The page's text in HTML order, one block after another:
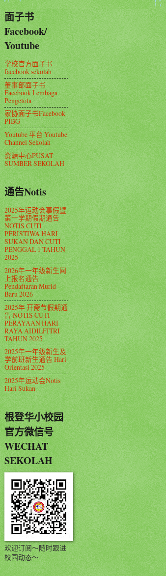
面子书
Facebook/
Youtube
学校官方面子书
facebook sekolah
董事部面子书
Facebook Lembaga
Pengelola
家协面子书Facebook
PIBG
Youtube 平台 Youtube
Channel Sekolah
资源中心PUSAT
SUMBER SEKOLAH
通告Notis
2025年运动会事假暨
第一学期假期通告
NOTIS CUTI
PERISTIWA HARI
SUKAN DAN CUTI
PENGGAL 1 TAHUN
2025
2026年一年级新生网
上报名通告
Pendaftaran Murid
Baru 2026
2025年 开斋节假期通
告 NOTIS CUTI
PERAYAAN HARI
RAYA AIDILFITRI
TAHUN 2025
2025年一年级新生及
学前班新生通告 Hari
Orientasi 2025
2025年运动会Notis
Hari Sukan
根登华小校园
官方微信号
WECHAT
SEKOLAH
欢迎订阅～随时跟进
校园动态～